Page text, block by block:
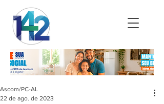
Ascom/PC-AL
22 de ago. de 2023